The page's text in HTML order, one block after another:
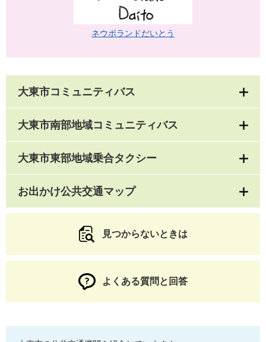
ネウボランドだいとう
大東市コミュニティバス
大東市南部地域コミュニティバス
大東市東部地域乗合タクシー
お出かけ公共交通マップ
見つからないときは
よくある質問と回答